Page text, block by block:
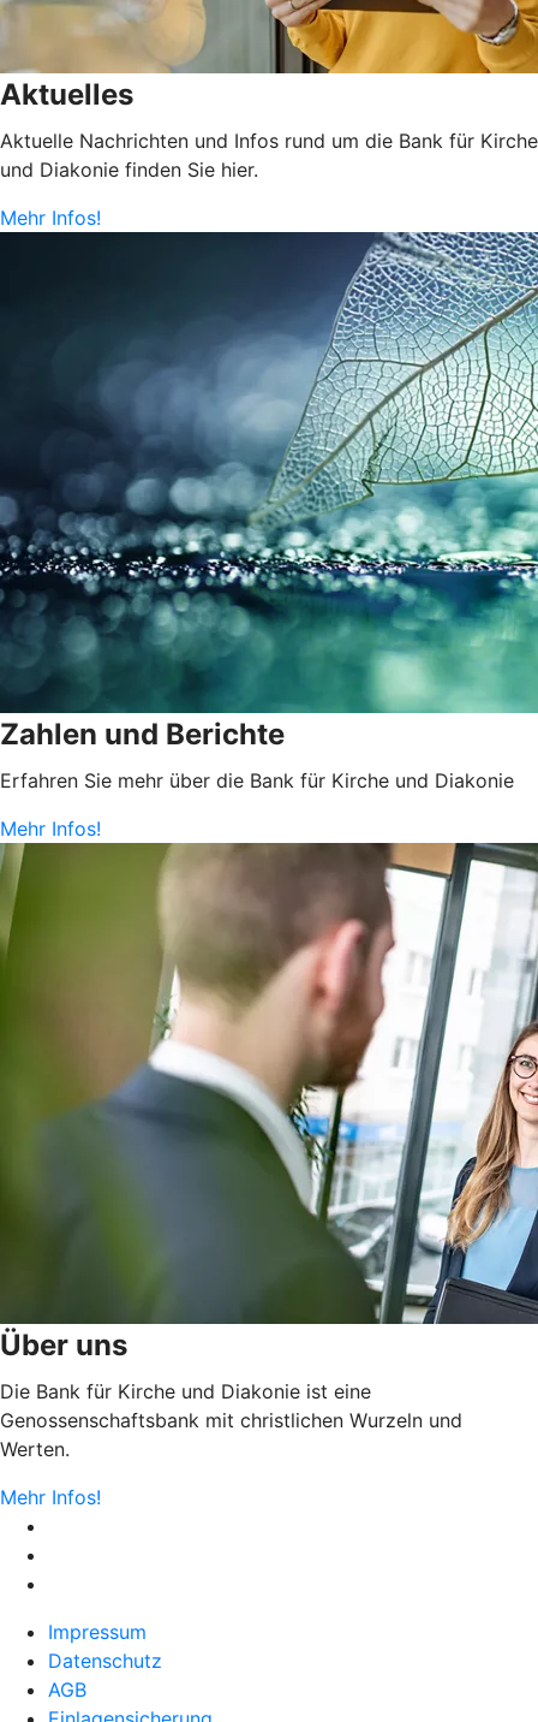
Aktuelles
Aktuelle Nachrichten und Infos rund um die Bank für Kirche
und Diakonie finden Sie hier.
Mehr Infos!
Zahlen und Berichte
Erfahren Sie mehr über die Bank für Kirche und Diakonie
Mehr Infos!
Über uns
Die Bank für Kirche und Diakonie ist eine
Genossenschaftsbank mit christlichen Wurzeln und
Werten.
Mehr Infos!
Impressum
Datenschutz
AGB